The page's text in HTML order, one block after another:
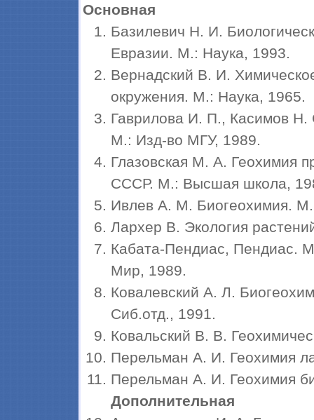
Основная
Базилевич Н. И.
Евразии. М.: Наука, 1993.
Вернадский В. И.
окружения. М.: Наука, 1965.
Гаврилова И. П., Касимов
М.: Изд-во МГУ, 1989.
Глазовская М. А. Геохимия
СССР. М.: Высшая школа,
Ивлев А. М. Биогеохимия.
Лархер В. Экология
Кабата-Пендиас, Пендиас.
Мир, 1989.
Ковалевский А. Л.
Сиб.отд., 1991.
Ковальский В. В.
Перельман А. И. Геохимия
Перельман А. И. Геохимия
Дополнительная